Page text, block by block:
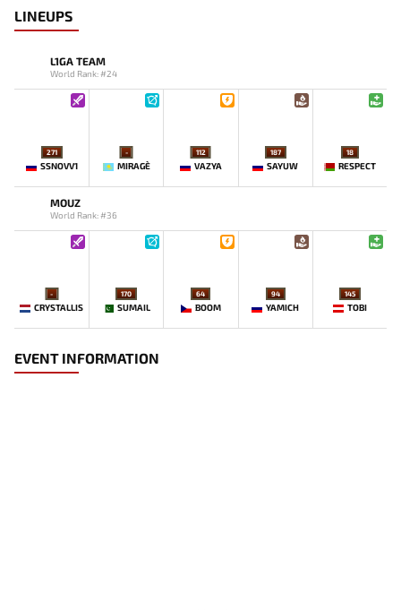
LINEUPS
L1GA TEAM
World Rank: #24
271
SSNOVV1
-
MIRAGE`
112
VAZYA
187
SAYUW
18
RESPECT
MOUZ
World Rank: #36
-
CRYSTALLIS
170
SUMAIL
64
BOOM
94
YAMICH
145
TOBI
EVENT INFORMATION